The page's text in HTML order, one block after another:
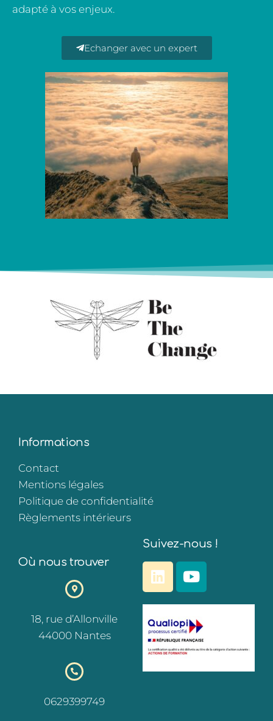
adapté à vos enjeux.
Echanger avec un expert
Informations
Contact
Mentions légales
Politique de confidentialité
Règlements intérieurs
Où nous trouver
18, rue d’Allonville
44000 Nantes
0629399749
Suivez-nous !